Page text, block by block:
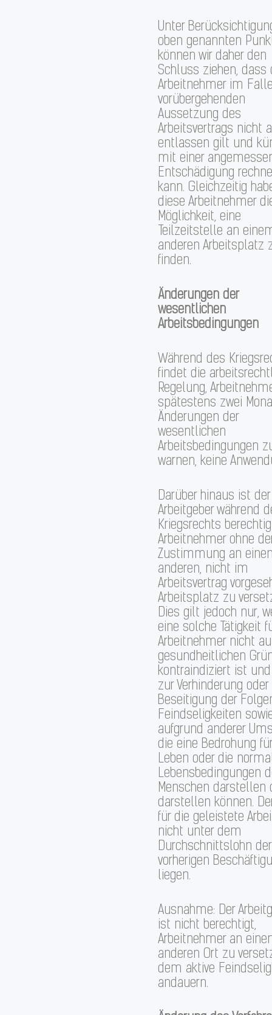
Unter
oben genannten
können wir daher den
Schluss ziehen, dass
Arbeitnehmer im
vorübergehenden
Aussetzung des
Arbeitsvertrags nicht
entlassen gilt und
mit einer
Entschädigung
kann. Gleichzeitig
diese Arbeitnehmer
Möglichkeit, eine
Teilzeitstelle an
anderen Arbeitsplatz
finden.
Änderungen der
wesentlichen
Arbeitsbedingungen
Während des
findet die
Regelung,
spätestens zwei
Änderungen der
wesentlichen
Arbeitsbedingungen
warnen, keine
Darüber hinaus ist der
Arbeitgeber während
Kriegsrechts
Arbeitnehmer ohne
Zustimmung an
anderen, nicht im
Arbeitsvertrag
Arbeitsplatz zu
Dies gilt jedoch nur,
eine solche Tätigkeit
Arbeitnehmer nicht
gesundheitlichen
kontraindiziert ist
zur Verhinderung oder
Beseitigung der
Feindseligkeiten
aufgrund anderer
die eine Bedrohung
Leben oder die
Lebensbedingungen
Menschen darstellen
darstellen können.
für die geleistete
nicht unter dem
Durchschnittslohn der
vorherigen
liegen.
Ausnahme: Der
ist nicht berechtigt,
Arbeitnehmer an
anderen Ort zu
dem aktive
andauern.